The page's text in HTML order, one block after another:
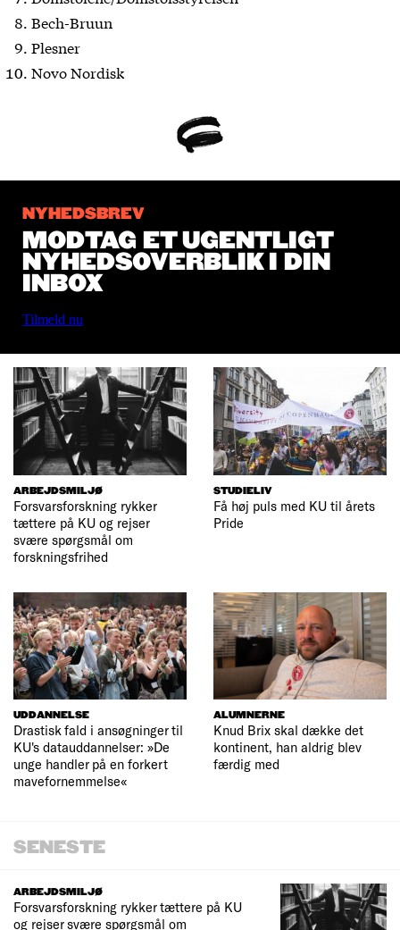
Bech-Bruun
Plesner
Novo Nordisk
NYHEDSBREV
MODTAG ET UGENTLIGT
NYHEDSOVERBLIK I DIN
INBOX
Tilmeld nu
ARBEJDSMILJØ
Forsvarsforskning rykker
tættere på KU og rejser
svære spørgsmål om
forskningsfrihed
STUDIELIV
Få høj puls med KU til årets
Pride
UDDANNELSE
Drastisk fald i ansøgninger til
KU's datauddannelser: »De
unge handler på en forkert
mavefornemmelse«
ALUMNERNE
Knud Brix skal dække det
kontinent, han aldrig blev
færdig med
SENESTE
ARBEJDSMILJØ
Forsvarsforskning rykker tættere på KU
og rejser svære spørgsmål om